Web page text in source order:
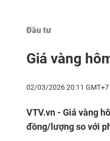
Đầu tư
Giá vàng
02/03/2026 20:11 GMT+7
VTV.vn - Giá vàng
đồng/lượng so với